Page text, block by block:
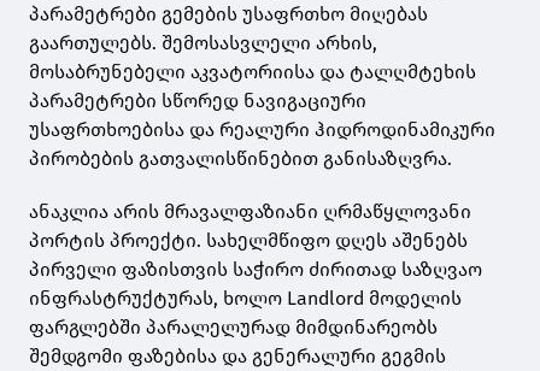
პარამეტრები გემების უსაფრთხო მიღებას
გაართულებს. შემოსასვლელი არხის,
მოსაბრუნებელი აკვატორიისა და ტალღმტეხის
პარამეტრები სწორედ ნავიგაციური
უსაფრთხოებისა და რეალური ჰიდროდინამიკური
პირობების გათვალისწინებით განისაზღვრა.
ანაკლია არის მრავალფაზიანი ღრმაწყლოვანი
პორტის პროექტი. სახელმწიფო დღეს აშენებს
პირველი ფაზისთვის საჭირო ძირითად საზღვაო
ინფრასტრუქტურას, ხოლო Landlord მოდელის
ფარგლებში პარალელურად მიმდინარეობს
შემდგომი ფაზებისა და გენერალური გეგმის